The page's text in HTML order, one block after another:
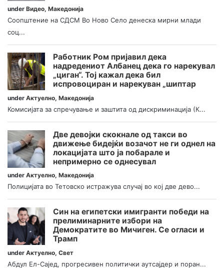
under Видео, Македонија
Соопштение на СДСМ Во Ново Село денеска мирни млади
соц...
Работник Ром пријавил дека
надредениот Албанец дека го нарекувал
„циган“. Тој кажал дека бил
испровоциран и нарекуван „шиптар
under Актуелно, Македонија
Комисијата за спречување и заштита од дискриминација (К...
Две девојки скокнале од такси во
движење бидејќи возачот не ги однел на
локацијата што ја побарале и
непримерно се однесувал
under Актуелно, Македонија
Полицијата во Тетовско истражува случај во кој две дево...
Син на египетски имигранти победи на
прелиминарните избори на
Демократите во Мичиген. Се огласи и
Трамп
under Актуелно, Свет
Абдул Ел-Сајед, прогресивен политички аутсајдер и поран...